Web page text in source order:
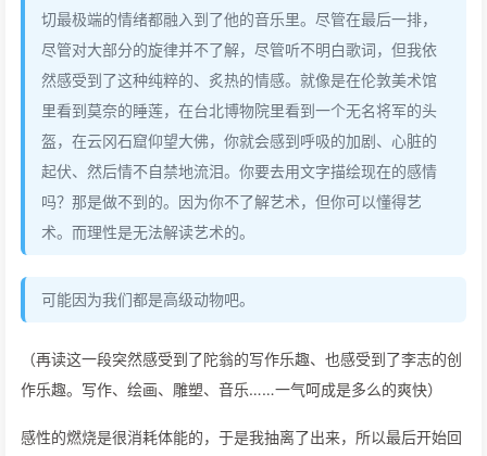
切最极端的情绪都融入到了他的音乐里。尽管在最后一排，
尽管对大部分的旋律并不了解，尽管听不明白歌词，但我依
然感受到了这种纯粹的、炙热的情感。就像是在伦敦美术馆
里看到莫奈的睡莲，在台北博物院里看到一个无名将军的头
盔，在云冈石窟仰望大佛，你就会感到呼吸的加剧、心脏的
起伏、然后情不自禁地流泪。你要去用文字描绘现在的感情
吗？那是做不到的。因为你不了解艺术，但你可以懂得艺
术。而理性是无法解读艺术的。
可能因为我们都是高级动物吧。
（再读这一段突然感受到了陀翁的写作乐趣、也感受到了李志的创
作乐趣。写作、绘画、雕塑、音乐……一气呵成是多么的爽快）
感性的燃烧是很消耗体能的，于是我抽离了出来，所以最后开始回